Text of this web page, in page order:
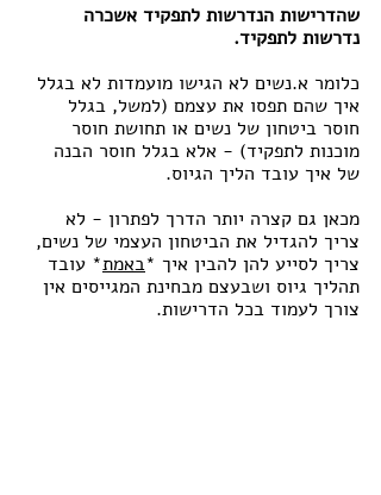
שהדרישות הנדרשות לתפקיד אשכרה
נדרשות לתפקיד.
כלומר א.נשים לא הגישו מועמדות לא בגלל
איך שהם תפסו את עצמם (למשל, בגלל
חוסר ביטחון של נשים או תחושת חוסר
מוכנות לתפקיד) - אלא בגלל חוסר הבנה
של איך עובד הליך הגיוס.
מכאן גם קצרה יותר הדרך לפתרון - לא
צריך להגדיל את הביטחון העצמי של נשים,
צריך לסייע להן להבין איך *באמת* עובד
תהליך גיוס ושבעצם מבחינת המגייסים אין
צורך לעמוד בכל הדרישות.